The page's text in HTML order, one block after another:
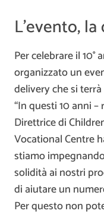
L’evento,
Per celebrare il 10°
organizzato un
delivery che si
“In questi 10 anni
Direttrice di
Vocational Centre
stiamo
solidità ai nostri
di aiutare un
Per questo non